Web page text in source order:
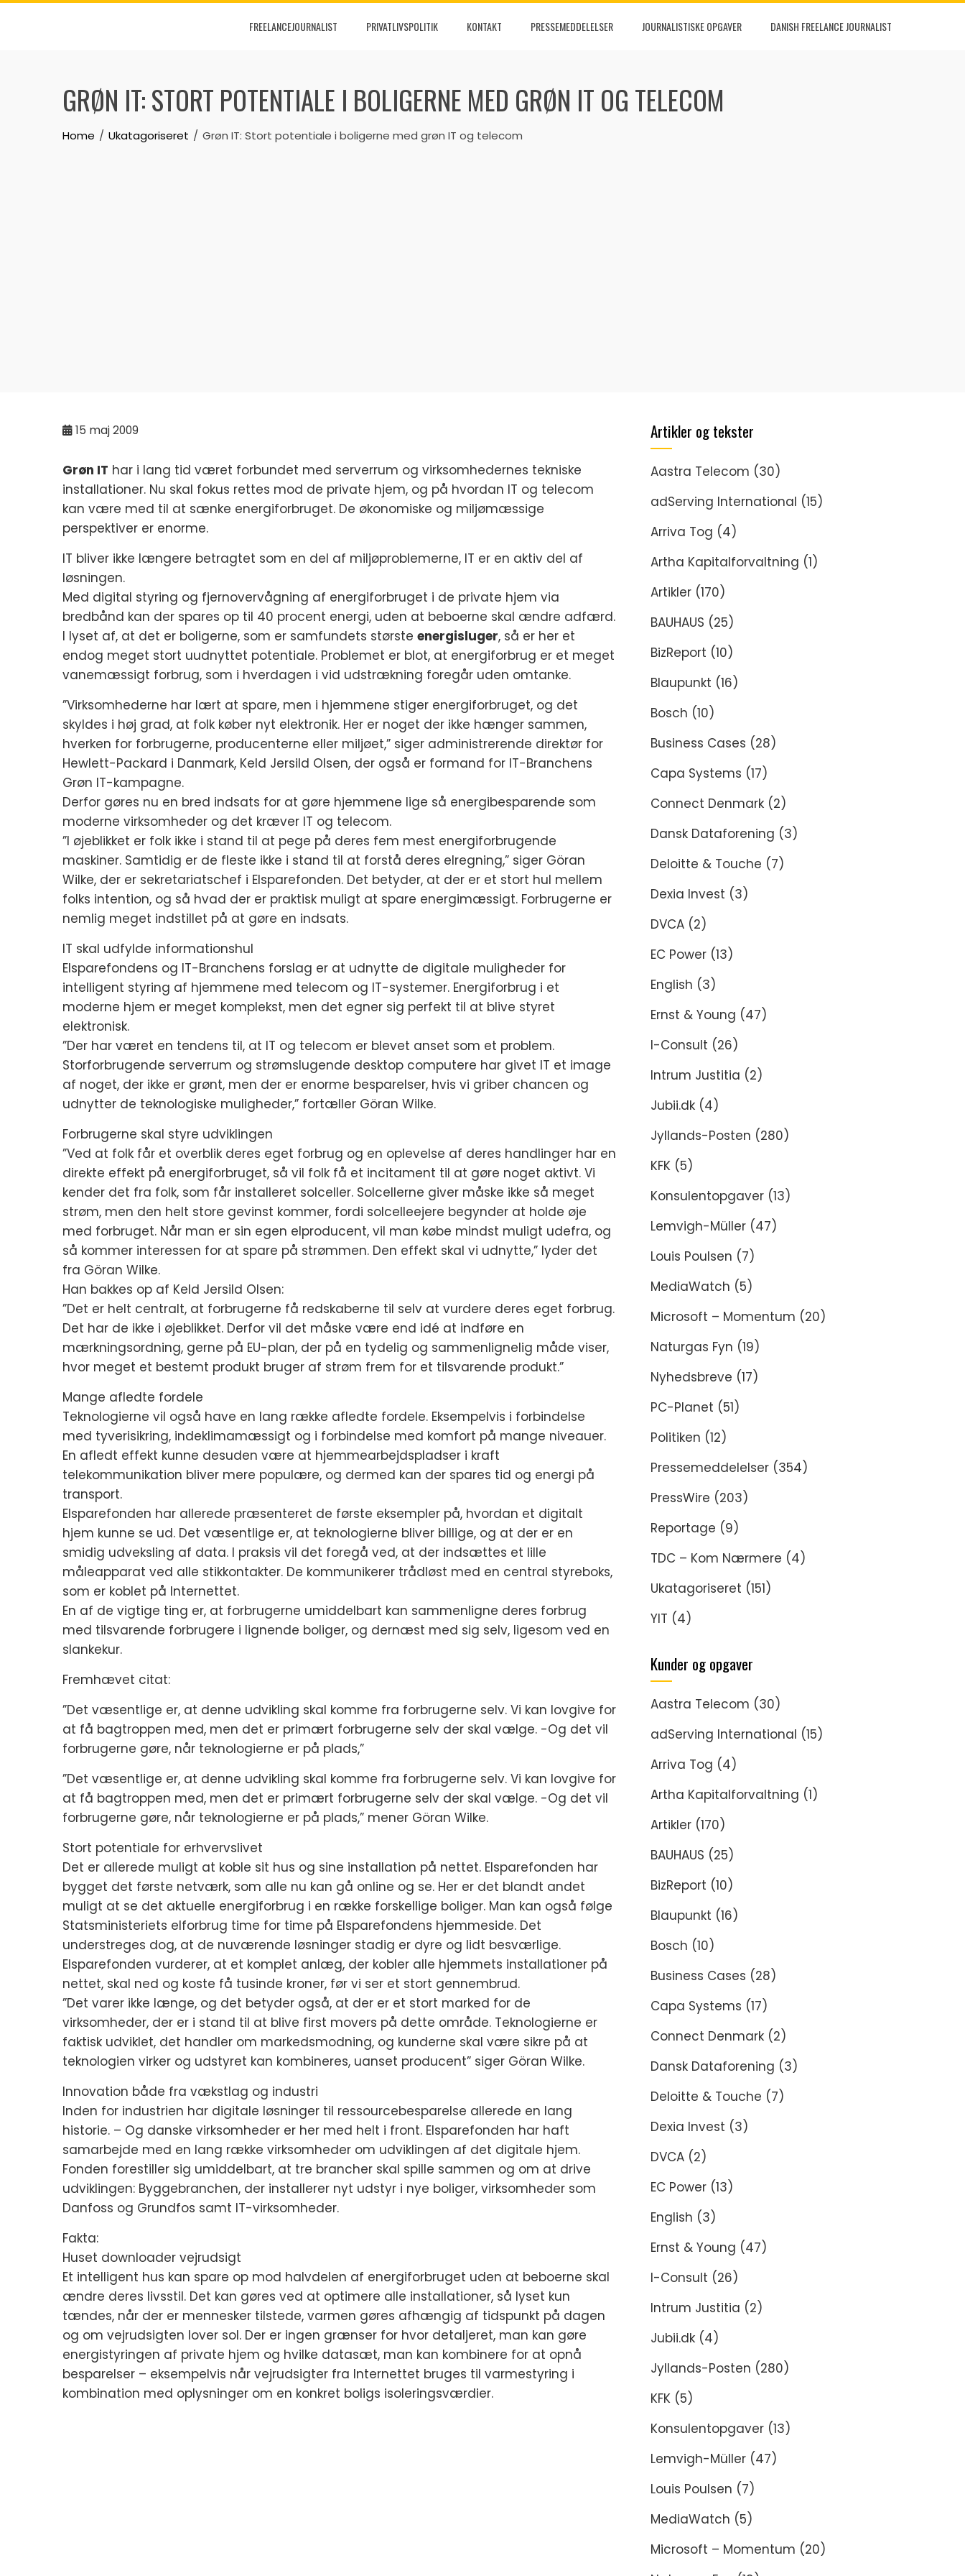
Skip
FREELANCEJOURNALIST PRIVATLIVSPOLITIK KONTAKT PRESSEMEDDELELSER JOURNALISTISKE OPGAVER DANISH FREELANCE JOURNALIST
GRØN IT: STORT POTENTIALE I BOLIGERNE MED GRØN IT OG TELECOM
Home Ukatagoriseret Grøn IT: Stort potentiale i boligerne med grøn IT og telecom
15 maj 2009
Grøn IT har i lang tid været forbundet med serverrum og virksomhedernes tekniske
installationer. Nu skal fokus rettes mod de private hjem, og på hvordan IT og telecom
kan være med til at sænke energiforbruget. De økonomiske og miljømæssige
perspektiver er enorme.
IT bliver ikke længere betragtet som en del af miljøproblemerne, IT er en aktiv del af
løsningen.
Med digital styring og fjernovervågning af energiforbruget i de private hjem via
bredbånd kan der spares op til 40 procent energi, uden at beboerne skal ændre adfærd.
I lyset af, at det er boligerne, som er samfundets største energisluger, så er her et
endog meget stort uudnyttet potentiale. Problemet er blot, at energiforbrug er et meget
vanemæssigt forbrug, som i hverdagen i vid udstrækning foregår uden omtanke.
”Virksomhederne har lært at spare, men i hjemmene stiger energiforbruget, og det
skyldes i høj grad, at folk køber nyt elektronik. Her er noget der ikke hænger sammen,
hverken for forbrugerne, producenterne eller miljøet,” siger administrerende direktør for
Hewlett-Packard i Danmark, Keld Jersild Olsen, der også er formand for IT-Branchens
Grøn IT-kampagne.
Derfor gøres nu en bred indsats for at gøre hjemmene lige så energibesparende som
moderne virksomheder og det kræver IT og telecom.
”I øjeblikket er folk ikke i stand til at pege på deres fem mest energiforbrugende
maskiner. Samtidig er de fleste ikke i stand til at forstå deres elregning,” siger Göran
Wilke, der er sekretariatschef i Elsparefonden. Det betyder, at der er et stort hul mellem
folks intention, og så hvad der er praktisk muligt at spare energimæssigt. Forbrugerne er
nemlig meget indstillet på at gøre en indsats.
IT skal udfylde informationshul
Elsparefondens og IT-Branchens forslag er at udnytte de digitale muligheder for
intelligent styring af hjemmene med telecom og IT-systemer. Energiforbrug i et
moderne hjem er meget komplekst, men det egner sig perfekt til at blive styret
elektronisk.
”Der har været en tendens til, at IT og telecom er blevet anset som et problem.
Storforbrugende serverrum og strømslugende desktop computere har givet IT et image
af noget, der ikke er grønt, men der er enorme besparelser, hvis vi griber chancen og
udnytter de teknologiske muligheder,” fortæller Göran Wilke.
Forbrugerne skal styre udviklingen
”Ved at folk får et overblik deres eget forbrug og en oplevelse af deres handlinger har en
direkte effekt på energiforbruget, så vil folk få et incitament til at gøre noget aktivt. Vi
kender det fra folk, som får installeret solceller. Solcellerne giver måske ikke så meget
strøm, men den helt store gevinst kommer, fordi solcelleejere begynder at holde øje
med forbruget. Når man er sin egen elproducent, vil man købe mindst muligt udefra, og
så kommer interessen for at spare på strømmen. Den effekt skal vi udnytte,” lyder det
fra Göran Wilke.
Han bakkes op af Keld Jersild Olsen:
”Det er helt centralt, at forbrugerne få redskaberne til selv at vurdere deres eget forbrug.
Det har de ikke i øjeblikket. Derfor vil det måske være end idé at indføre en
mærkningsordning, gerne på EU-plan, der på en tydelig og sammenlignelig måde viser,
hvor meget et bestemt produkt bruger af strøm frem for et tilsvarende produkt.”
Mange afledte fordele
Teknologierne vil også have en lang række afledte fordele. Eksempelvis i forbindelse
med tyverisikring, indeklimamæssigt og i forbindelse med komfort på mange niveauer.
En afledt effekt kunne desuden være at hjemmearbejdspladser i kraft
telekommunikation bliver mere populære, og dermed kan der spares tid og energi på
transport.
Elsparefonden har allerede præsenteret de første eksempler på, hvordan et digitalt
hjem kunne se ud. Det væsentlige er, at teknologierne bliver billige, og at der er en
smidig udveksling af data. I praksis vil det foregå ved, at der indsættes et lille
måleapparat ved alle stikkontakter. De kommunikerer trådløst med en central styreboks,
som er koblet på Internettet.
En af de vigtige ting er, at forbrugerne umiddelbart kan sammenligne deres forbrug
med tilsvarende forbrugere i lignende boliger, og dernæst med sig selv, ligesom ved en
slankekur.
Fremhævet citat:
”Det væsentlige er, at denne udvikling skal komme fra forbrugerne selv. Vi kan lovgive for
at få bagtroppen med, men det er primært forbrugerne selv der skal vælge. -Og det vil
forbrugerne gøre, når teknologierne er på plads,”
”Det væsentlige er, at denne udvikling skal komme fra forbrugerne selv. Vi kan lovgive for
at få bagtroppen med, men det er primært forbrugerne selv der skal vælge. -Og det vil
forbrugerne gøre, når teknologierne er på plads,” mener Göran Wilke.
Stort potentiale for erhvervslivet
Det er allerede muligt at koble sit hus og sine installation på nettet. Elsparefonden har
bygget det første netværk, som alle nu kan gå online og se. Her er det blandt andet
muligt at se det aktuelle energiforbrug i en række forskellige boliger. Man kan også følge
Statsministeriets elforbrug time for time på Elsparefondens hjemmeside. Det
understreges dog, at de nuværende løsninger stadig er dyre og lidt besværlige.
Elsparefonden vurderer, at et komplet anlæg, der kobler alle hjemmets installationer på
nettet, skal ned og koste få tusinde kroner, før vi ser et stort gennembrud.
”Det varer ikke længe, og det betyder også, at der er et stort marked for de
virksomheder, der er i stand til at blive first movers på dette område. Teknologierne er
faktisk udviklet, det handler om markedsmodning, og kunderne skal være sikre på at
teknologien virker og udstyret kan kombineres, uanset producent” siger Göran Wilke.
Innovation både fra vækstlag og industri
Inden for industrien har digitale løsninger til ressourcebesparelse allerede en lang
historie. – Og danske virksomheder er her med helt i front. Elsparefonden har haft
samarbejde med en lang række virksomheder om udviklingen af det digitale hjem.
Fonden forestiller sig umiddelbart, at tre brancher skal spille sammen og om at drive
udviklingen: Byggebranchen, der installerer nyt udstyr i nye boliger, virksomheder som
Danfoss og Grundfos samt IT-virksomheder.
Fakta:
Huset downloader vejrudsigt
Et intelligent hus kan spare op mod halvdelen af energiforbruget uden at beboerne skal
ændre deres livsstil. Det kan gøres ved at optimere alle installationer, så lyset kun
tændes, når der er mennesker tilstede, varmen gøres afhængig af tidspunkt på dagen
og om vejrudsigten lover sol. Der er ingen grænser for hvor detaljeret, man kan gøre
energistyringen af private hjem og hvilke datasæt, man kan kombinere for at opnå
besparelser – eksempelvis når vejrudsigter fra Internettet bruges til varmestyring i
kombination med oplysninger om en konkret boligs isoleringsværdier.
Artikler og tekster
Aastra Telecom (30)
adServing International (15)
Arriva Tog (4)
Artha Kapitalforvaltning (1)
Artikler (170)
BAUHAUS (25)
BizReport (10)
Blaupunkt (16)
Bosch (10)
Business Cases (28)
Capa Systems (17)
Connect Denmark (2)
Dansk Dataforening (3)
Deloitte & Touche (7)
Dexia Invest (3)
DVCA (2)
EC Power (13)
English (3)
Ernst & Young (47)
I-Consult (26)
Intrum Justitia (2)
Jubii.dk (4)
Jyllands-Posten (280)
KFK (5)
Konsulentopgaver (13)
Lemvigh-Müller (47)
Louis Poulsen (7)
MediaWatch (5)
Microsoft – Momentum (20)
Naturgas Fyn (19)
Nyhedsbreve (17)
PC-Planet (51)
Politiken (12)
Pressemeddelelser (354)
PressWire (203)
Reportage (9)
TDC – Kom Nærmere (4)
Ukatagoriseret (151)
YIT (4)
Kunder og opgaver
Aastra Telecom (30)
adServing International (15)
Arriva Tog (4)
Artha Kapitalforvaltning (1)
Artikler (170)
BAUHAUS (25)
BizReport (10)
Blaupunkt (16)
Bosch (10)
Business Cases (28)
Capa Systems (17)
Connect Denmark (2)
Dansk Dataforening (3)
Deloitte & Touche (7)
Dexia Invest (3)
DVCA (2)
EC Power (13)
English (3)
Ernst & Young (47)
I-Consult (26)
Intrum Justitia (2)
Jubii.dk (4)
Jyllands-Posten (280)
KFK (5)
Konsulentopgaver (13)
Lemvigh-Müller (47)
Louis Poulsen (7)
MediaWatch (5)
Microsoft – Momentum (20)